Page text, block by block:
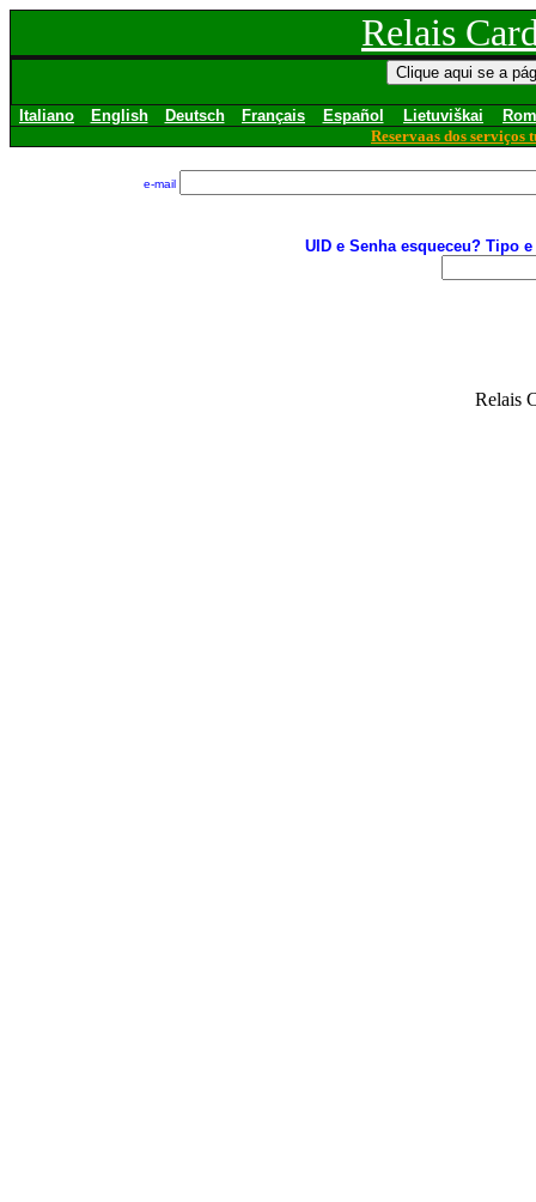
Relais
Italiano English Deutsch Français Español Lietuviškai
Reservaas dos serviços
e-mail
UID e Senha esqueceu? Tipo
Relais